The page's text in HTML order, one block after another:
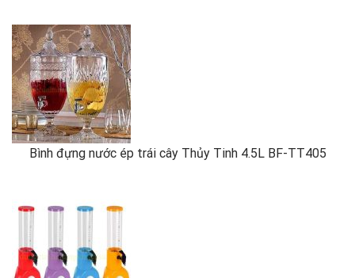
Bình đựng nước ép trái cây Thủy Tinh 4.5L BF-TT405